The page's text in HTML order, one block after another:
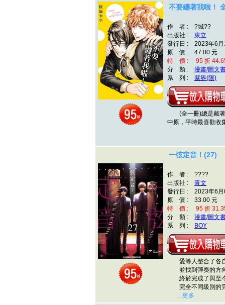
不要纏著我啦！
作 者 : ?城??
出版社 : 東立
發行日 : 2023年6月
原 價 : 47.00 元
特 價 : 95 折
分 類 : 漫畫/圖文
系 列 : 紫界(限)
(全一冊)總是戴
中原，平時最喜歡
一弦定音！(27)
作 者 : ????
出版社 : 青文
發行日 : 2023年6月
原 價 : 33.00 元
特 價 : 95 折
分 類 : 漫畫/圖文
系 列 :
BOY
愛等人整合了各
並找到彈奏的方
終於完成了與至
完全不同級別的
...更多